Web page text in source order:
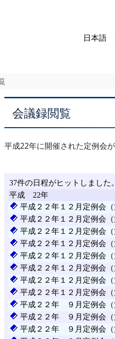
日本語
会議録閲覧
平成22年に開催された定例会が